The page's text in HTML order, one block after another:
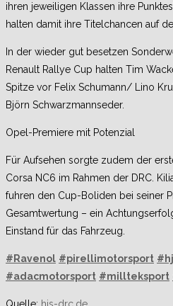
ihren jeweiligen Klassen ihre
halten damit ihre Titelchancen auf
In der wieder gut besetzen
Renault Rallye Cup halten Tim
Spitze vor Felix Schumann/ Lino
Björn Schwarzmannseder.
Opel-Premiere mit Potenzial
Für Aufsehen sorgte zudem der
Corsa NC6 im Rahmen der DRC.
fuhren den Cup-Boliden bei seiner
Gesamtwertung – ein
Einstand für das Fahrzeug.
#Ravenol #pirellimotorsport
#adacmotorsport #millteksport